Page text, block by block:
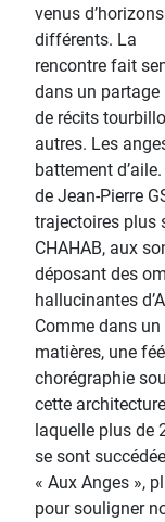
venus d’horizons
différents. La
rencontre fait
dans un partage
de récits
autres. Les
battement
de Jean-Pierre
trajectoires plus
CHAHAB, aux
déposant des
hallucinantes
Comme dans
matières, une
chorégraphie
cette
laquelle plus de
se sont
« Aux Anges »,
pour souligner